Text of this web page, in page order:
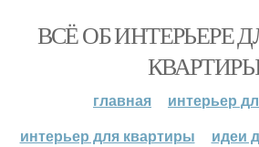
ВСЁ ОБ ИНТЕРЬЕРЕ
главная
интерьер
интерьер для квартиры
идеи